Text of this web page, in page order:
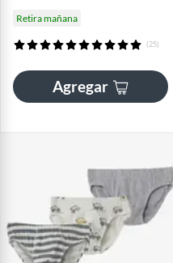
Retira mañana
(25)
Agregar